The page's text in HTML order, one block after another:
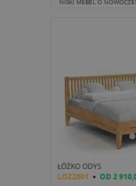
NISKI MEBEL O
ŁÓŻKO ODYS
LOZ2001 OD 2